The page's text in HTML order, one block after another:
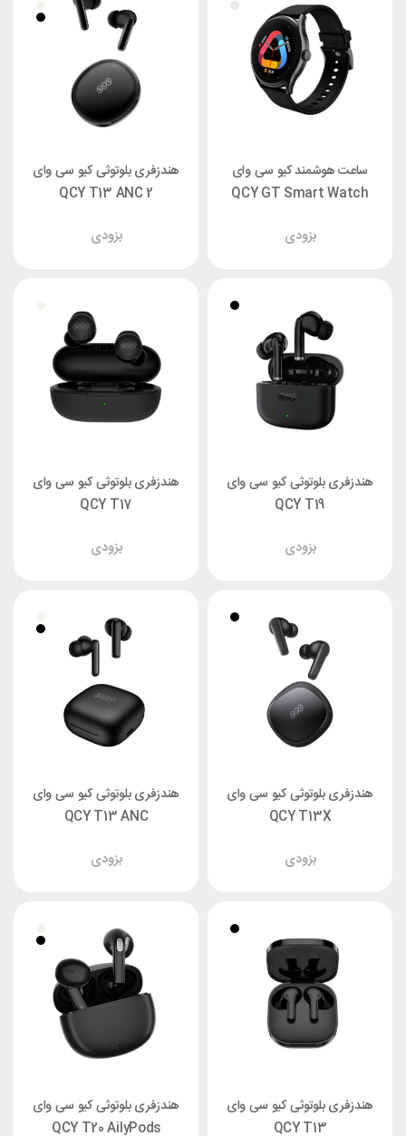
ساعت هوشمند کیو سی وای
QCY GT Smart Watch
بزودی
هندزفری بلوتوثی کیو سی وای
QCY T13 ANC 2
بزودی
هندزفری بلوتوثی کیو سی وای
QCY T19
بزودی
هندزفری بلوتوثی کیو سی وای
QCY T17
بزودی
هندزفری بلوتوثی کیو سی وای
QCY T13X
بزودی
هندزفری بلوتوثی کیو سی وای
QCY T13 ANC
بزودی
هندزفری بلوتوثی کیو سی وای
QCY T13
هندزفری بلوتوثی کیو سی وای
QCY T20 AilyPods